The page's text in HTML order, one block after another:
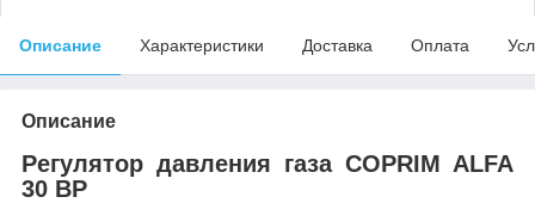
Описание Характеристики Доставка Оплата
Описание
Регулятор давления газа COPRIM ALFA
30 BP